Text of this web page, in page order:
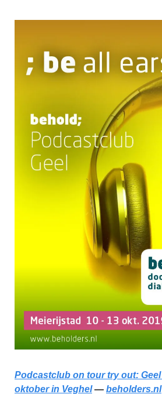
Podcastclub on tour try out:
oktober in Veghel— beholders.nl